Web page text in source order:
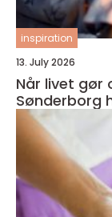
inspiration
13. July 2026
Når livet gør
Sønderborg